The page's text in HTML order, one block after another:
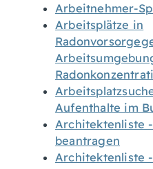
Arbeitnehmer-
Arbeitsplätze in
Aufenthalte im
Architektenliste
beantragen
Architektenliste